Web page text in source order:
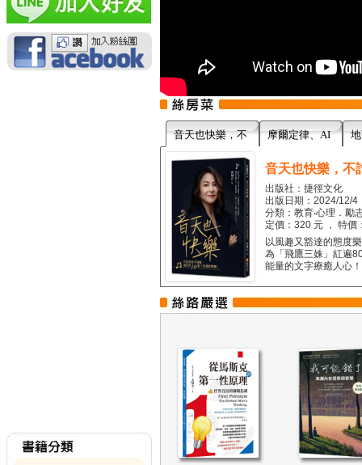
音天也快樂，不 摩爾定律、AI
音天也快樂，不
出版社：捷徑文化
出版日期：2024/12/4
分類：教育‧心理．勵
定價：320 元 ， 特價
以風趣又豁達的態度
為「飛鷹三姝」紅遍
能量的文字療癒人心